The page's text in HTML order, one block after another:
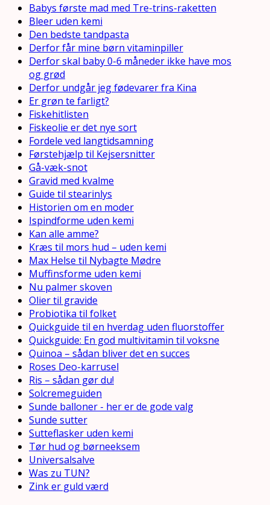
Babys første mad med Tre-trins-raketten
Bleer uden kemi
Den bedste tandpasta
Derfor får mine børn vitaminpiller
Derfor skal baby 0-6 måneder ikke have mos
og grød
Derfor undgår jeg fødevarer fra Kina
Er grøn te farligt?
Fiskehitlisten
Fiskeolie er det nye sort
Fordele ved langtidsamning
Førstehjælp til Kejsersnitter
Gå-væk-snot
Gravid med kvalme
Guide til stearinlys
Historien om en moder
Ispindforme uden kemi
Kan alle amme?
Kræs til mors hud – uden kemi
Max Helse til Nybagte Mødre
Muffinsforme uden kemi
Nu palmer skoven
Olier til gravide
Probiotika til folket
Quickguide til en hverdag uden fluorstoffer
Quickguide: En god multivitamin til voksne
Quinoa – sådan bliver det en succes
Roses Deo-karrusel
Ris – sådan gør du!
Solcremeguiden
Sunde balloner - her er de gode valg
Sunde sutter
Sutteflasker uden kemi
Tør hud og børneeksem
Universalsalve
Was zu TUN?
Zink er guld værd